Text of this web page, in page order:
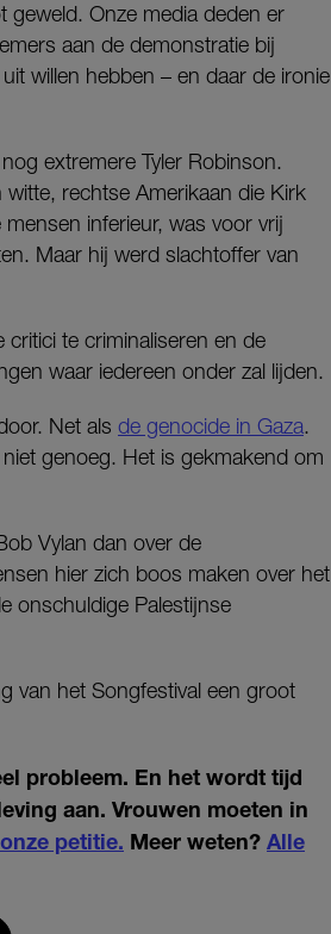
geweld. Onze media deden er
aan de demonstratie bij
willen hebben – en daar de ironie
extremere Tyler Robinson.
witte, rechtse Amerikaan die Kirk
inferieur, was voor vrij
Maar hij werd slachtoffer van
te criminaliseren en de
waar iedereen onder zal lijden.
Net als de genocide in Gaza.
genoeg. Het is gekmakend om
Vylan dan over de
hier zich boos maken over het
onschuldige Palestijnse
van het Songfestival een groot
probleem. En het wordt tijd
aan. Vrouwen moeten in
petitie. Meer weten? Alle